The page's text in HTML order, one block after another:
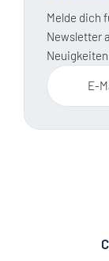
Melde dich
Newsletter
E-